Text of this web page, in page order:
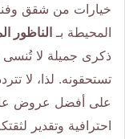
خيارات من شقق
المحيطة بـ الناظور
ذكرى جميلة لا تُنسى
تستحقونه. لذا، لا
احترافية وتقدير